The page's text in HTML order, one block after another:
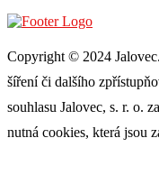
Copyright © 2024
šíření či dalšího
souhlasu Jalovec, s. r. o.
nutná cookies, která jsou